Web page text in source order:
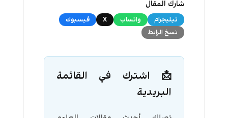
شارك المقال
تيليجرام واتساب X
فيسبوك
نسخ الرابط
📩 اشترك في القائمة
البريدية